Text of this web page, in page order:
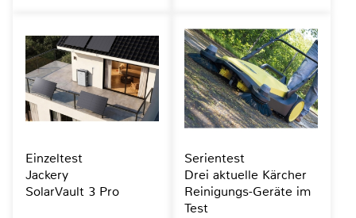
Einzeltest
Jackery
SolarVault 3 Pro
Serientest
Drei aktuelle Kärcher
Reinigungs-Geräte im
Test